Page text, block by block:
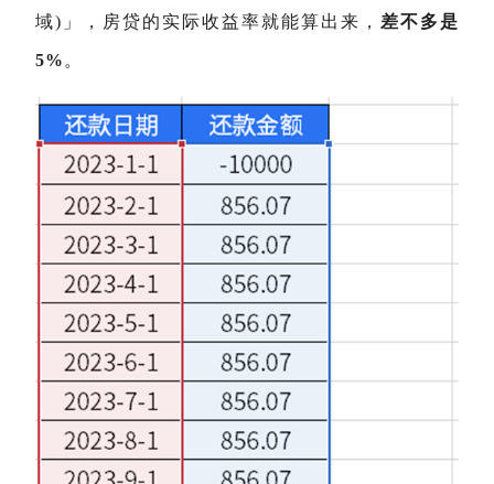
域) 」 ，房贷的实际收益率就能算出来， 差不多是
5% 。